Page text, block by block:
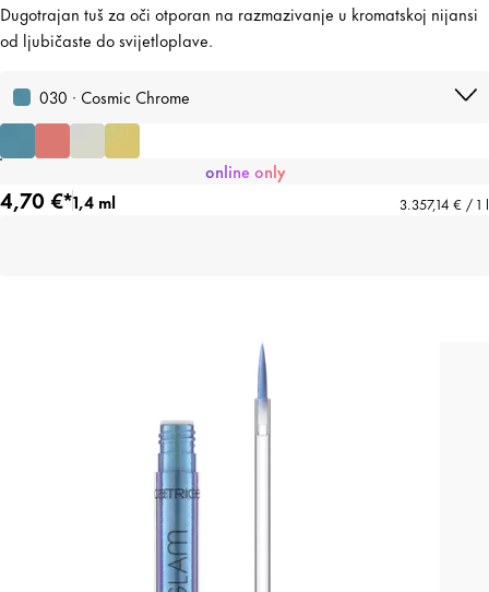
Dugotrajan tuš za oči otporan na razmazivanje u kromatskoj nijansi
od ljubičaste do svijetloplave.
030 · Cosmic Chrome
online only
4,70 €*1,4 ml 3.357,14 € / 1 l